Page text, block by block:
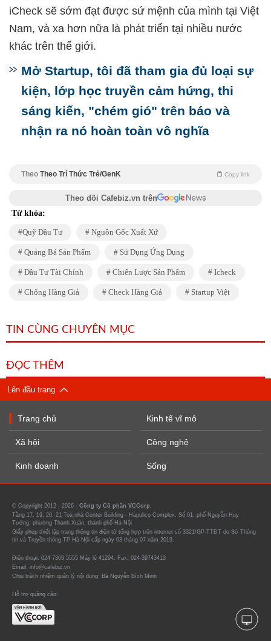
iCheck sẽ sớm đạt được sứ mệnh của mình tại Việt
Nam, và xa hơn nữa là phát triển tại nhiều nước
khác trên thế giới.
Mở Startup, tôi đã tham gia đủ loại sự
kiện, lớp học truyền cảm hứng, thi
sáng kiến, "chém gió" trên báo và
nhận ra nó hoàn toàn vô nghĩa
Theo Theo Trí Thức Trẻ/GenK Copy link
Theo dõi Cafebiz.vn trên
Từ khóa:
Quỹ Đầu Tư Nguồn Gốc Xuất Xứ
Quảng Bá Sản Phẩm Sử Dụng Ứng Dụng
Đầu Tư Tài Chính Chiến Lược Sản Phẩm Icheck
Chống Hàng Giả Check Hàng Giả Startup Việt
TIN CÙNG CHUYÊN MỤC
ĐỌC THÊM
Lên đầu trang
Trang chủ
Xã hội
Kinh doanh
Kinh tế vĩ mô
Công nghệ
Sống
© Copyright 2012 - 2026 - Công ty Cổ phần VCCorp.
Tầng 17, 19, 20, 21 Toà nhà Center Building - Hapulico Complex, Số 01, phố Nguyễn Huy
Tưởng, phường Thanh Xuân, thành phố Hà Nội
Giấy phép thiết lập trang thông tin điện tử tổng hợp trên internet số 3321/GP-TTĐT do Sở Thông
tin và Truyền thông TP Hà Nội cấp ngày 03 tháng 07 năm 2019.
Điện thoại: 024 7309 5555 Máy lẻ 41294. Fax: 024-39743413
Email: info@cafebiz.vn
Chịu trách nhiệm quản lý nội dung: Bà Nguyễn Bích Minh
Hỗ trợ quảng cáo: